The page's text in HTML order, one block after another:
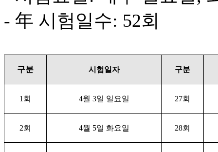
- 年 시험일수: 52회
구분 시험일자 구분
1 회 4월 3일 일요일 27회
2회 4월 5일 화요일 28회